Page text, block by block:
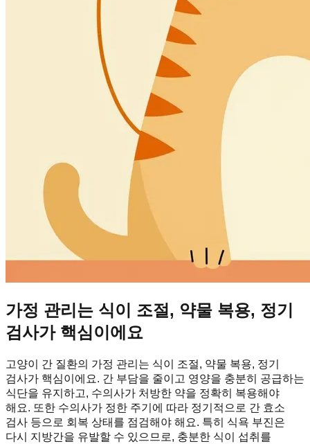
가정 관리는 식이 조절, 약물 복용, 정기
검사가 핵심이에요
고양이 간 질환의 가정 관리는 식이 조절, 약물 복용, 정기
검사가 핵심이에요. 간 부담을 줄이고 영양을 충분히 공급하는
식단을 유지하고, 수의사가 처방한 약을 정확히 복용해야
해요. 또한 수의사가 정한 주기에 따라 정기적으로 간 효소
검사 등으로 회복 상태를 점검해야 해요. 특히 식욕 부진은
다시 지방간을 유발할 수 있으므로, 충분한 식이 섭취를